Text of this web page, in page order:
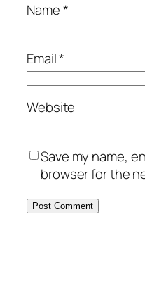
Name*
Email*
Website
Save my name,
browser for the